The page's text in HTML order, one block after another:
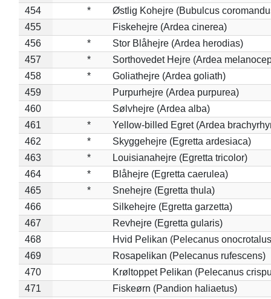
454
*
Østlig Kohejre (Bubulcus
455
Fiskehejre (Ardea cinerea)
456
*
Stor Blåhejre (Ardea herodias)
457
*
Sorthovedet Hejre (Ardea
458
*
Goliathejre (Ardea goliath)
459
Purpurhejre (Ardea purpurea)
460
Sølvhejre (Ardea alba)
461
*
Yellow-billed Egret (Ardea
462
*
Skyggehejre (Egretta ardesiaca)
463
*
Louisianahejre (Egretta tricolor)
464
*
Blåhejre (Egretta caerulea)
465
*
Snehejre (Egretta thula)
466
Silkehejre (Egretta garzetta)
467
Revhejre (Egretta gularis)
468
Hvid Pelikan (Pelecanus
469
Rosapelikan (Pelecanus rufescens)
470
Krøltoppet Pelikan (Pelecanus
471
Fiskeørn (Pandion haliaetus)